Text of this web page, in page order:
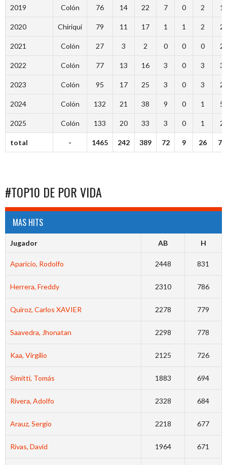
2019 Colón 76 14 22 7 0 2 1
2020 Chiriquí 79 11 17 1 1 2 2
2021 Colón 27 3 2 0 0 0 2
2022 Colón 77 13 16 3 0 3 3
2023 Colón 95 17 25 3 0 3 2
2024 Colón 132 21 38 9 0 1 5
2025 Colón 133 20 33 3 0 1 2
total - 1465 242 389 72 9 26 70
#TOP10 DE POR VIDA
MAS HITS
Jugador AB H
Aparicio, Rodolfo 2448 831
Herrera, Freddy 2310 786
Quiroz, Carlos XAVIER 2278 779
Saavedra, Jhonatan 2298 778
Kaa, Virgilio 2125 726
Simitti, Tomás 1883 694
Rivera, Adolfo 2328 684
Arauz, Sergio 2218 677
Rivas, David 1964 671